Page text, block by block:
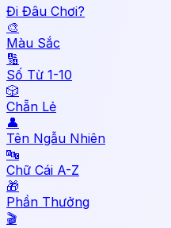
Đi Đâu Chơi?
🎨
Màu Sắc
🔢
Số Từ 1-10
🎲
Chẵn Lẻ
👤
Tên Ngẫu Nhiên
🔤
Chữ Cái A-Z
🎁
Phần Thưởng
🎬